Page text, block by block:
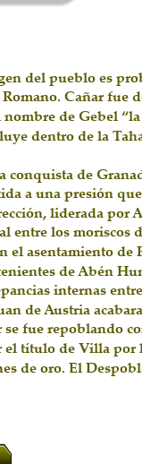
del pueblo es
Cañar fue
nombre de Gebel
dentro de la
conquista de
a una presión
liderada por
entre los moriscos
el asentamiento
de Abén
internas
de Austria
se fue repoblando
el título de Villa por
de oro. El